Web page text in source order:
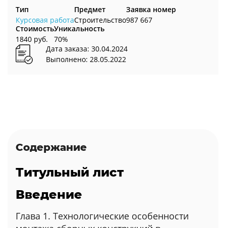
Тип
Курсовая работа
Предмет
Строительство
Заявка номер
987 667
Стоимость
1840 руб.
Уникальность
70%
Дата заказа: 30.04.2024
Выполнено: 28.05.2022
Содержание
Титульный лист
Введение
Глава 1. Технологические особенности